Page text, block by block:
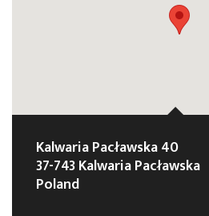
Kalwaria Pacławska 40
37-743 Kalwaria Pacławska
Poland